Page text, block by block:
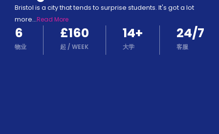
About
Blog
Refer
And
Bristol is a city that tends to surprise students. It's got a lot
more...Read More
6
物业
£160
起 / WEEK
14+
大学
24/7
客服